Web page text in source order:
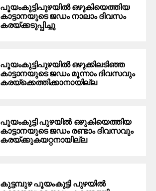
പൂയംകുട്ടിപുഴയില്‍ ഒഴുകിയെത്തിയ
കാട്ടാനയുടെ ജഡം നാലാം ദിവസം
കരയ്ക്കടുപ്പിച്ചു
പൂയംകുട്ടിപുഴയില്‍ ഒഴുക്കിലടിഞ്ഞ
കാട്ടാനയുടെ ജഡം മൂന്നാം ദിവസവും
കരയ്‌ക്കെത്തിക്കാനായില്ല
പൂയംകുട്ടി പുഴയില്‍ ഒഴുകിയെത്തിയ
കാട്ടാനയുടെ ജഡം രണ്ടാം ദിവസവും
കരയ്ക്കുകയറ്റനായില്ല
കുട്ടമ്പുഴ പൂയംകുട്ടി പുഴയില്‍